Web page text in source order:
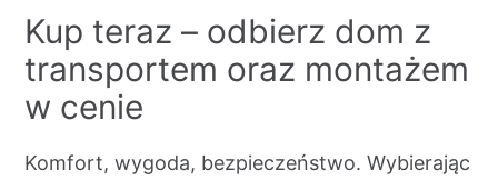
Kup teraz – odbierz dom z
transportem oraz montażem
w cenie
Komfort, wygoda, bezpieczeństwo. Wybierając